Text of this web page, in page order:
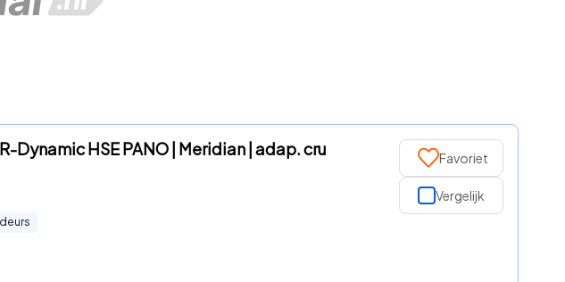
Dynamic HSE PANO | Meridian | adap. cru Favoriet
Vergelijk